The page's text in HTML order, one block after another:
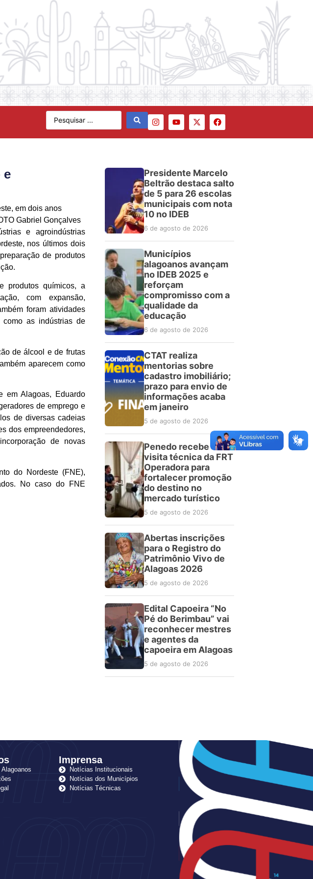
e
em dois anos
e agroindústrias
nos últimos dois
de produtos
produtos químicos, a
com expansão,
foram atividades
como as indústrias de
de álcool e de frutas
aparecem como
em Alagoas, Eduardo
de emprego e
de diversas cadeias
dos empreendedores,
de novas
do Nordeste (FNE),
No caso do FNE
Presidente Marcelo
Beltrão destaca salto
de 5 para 26 escolas
municipais com nota
10 no IDEB
6 de agosto de 2026
Municípios
alagoanos avançam
no IDEB 2025 e
reforçam
compromisso com a
qualidade da
educação
6 de agosto de 2026
CTAT realiza
mentorias sobre
cadastro imobiliário;
prazo para envio de
informações acaba
em janeiro
5 de agosto de 2026
Penedo recebe
visita técnica da FRT
Operadora para
fortalecer promoção
do destino no
mercado turístico
5 de agosto de 2026
Abertas inscrições
para o Registro do
Patrimônio Vivo de
Alagoas 2026
5 de agosto de 2026
Edital Capoeira “No
Pé do Berimbau” vai
reconhecer mestres
e agentes da
capoeira em Alagoas
5 de agosto de 2026
Imprensa
Notícias Institucionais
Notícias dos Municípios
Notícias Técnicas